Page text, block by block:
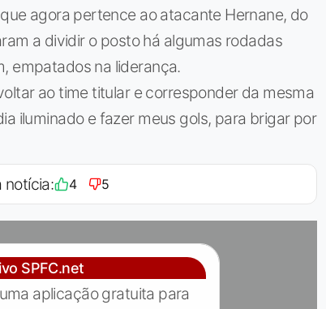
agora pertence ao atacante Hernane, do
a dividir o posto há algumas rodadas
empatados na liderança.
ao time titular e corresponder da mesma
iluminado e fazer meus gols, para brigar por
notícia: 4 5
SPFC.net
aplicação gratuita para